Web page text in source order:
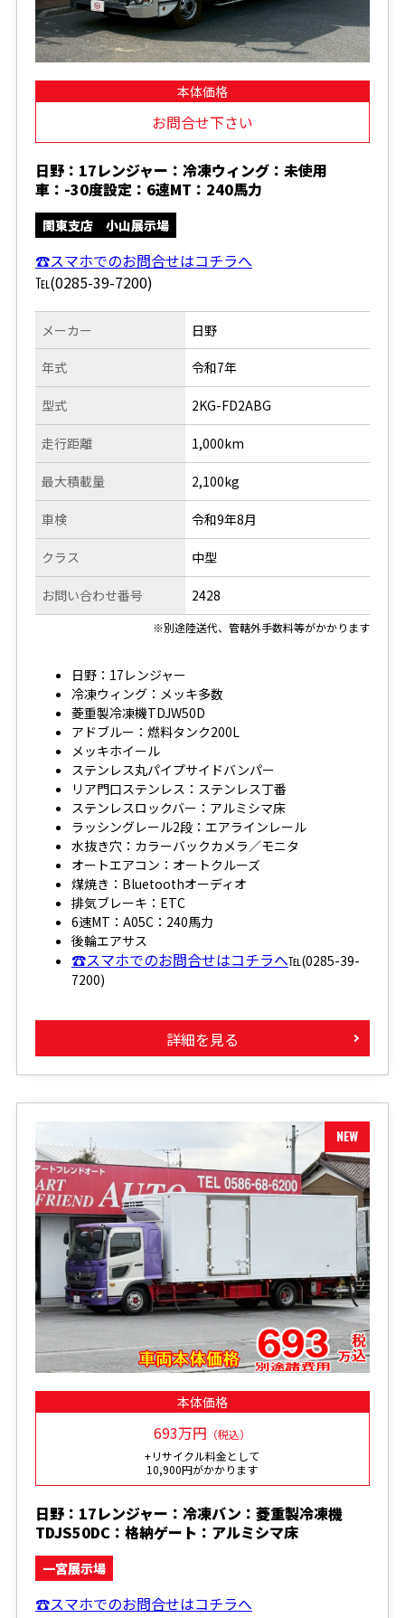
本体価格
お問合せ下さい
日野：17レンジャー：冷凍ウィング：未使用
車：-30度設定：6速MT：240馬力
関東支店 小山展示場
☎スマホでのお問合せはコチラへ
℡(0285-39-7200)
メーカー
年式
型式
走行距離
日野
令和7年
2KG-FD2ABG
1,000km
最大積載量
車検
クラス
お問い合わせ番号
2,100kg
令和9年8月
中型
2428
※別途陸送代、管轄外手数料等がかかります
日野：17レンジャー
冷凍ウィング：メッキ多数
菱重製冷凍機TDJW50D
アドブルー：燃料タンク200L
メッキホイール
ステンレス丸パイプサイドバンパー
リア門口ステンレス：ステンレス丁番
ステンレスロックバー：アルミシマ床
ラッシングレール2段：エアラインレール
水抜き穴：カラーバックカメラ／モニタ
オートエアコン：オートクルーズ
煤焼き：Bluetoothオーディオ
排気ブレーキ：ETC
6速MT：A05C：240馬力
後輪エアサス
☎スマホでのお問合せはコチラへ℡(0285-39-
7200)
詳細を見る
本体価格
693万円 （税込）
+リサイクル料金として
10,900円がかかります
日野：17レンジャー：冷凍バン：菱重製冷凍機
TDJS50DC：格納ゲート：アルミシマ床
一宮展示場
☎スマホでのお問合せはコチラへ